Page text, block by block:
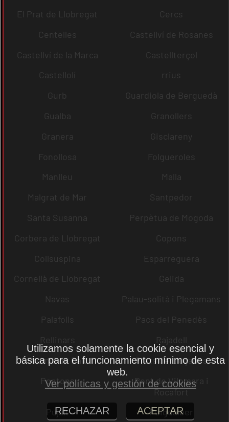
El Prat de Llobregat
Cercs
Centelles
Castellví de Rosanes
Castellví de la Marca
Castellterçol
Castellolí
rrius
Gurb
Guardiola de Berguedà
Gualba
Granollers
Granera
Gisclareny
Fonollosa
Folgueroles
Manlleu
Malla
Malgrat de Mar
Santpedor
Santa Susanna
Perpètua de Mogoda
Corbera de Llobregat
Copons
Collsuspina
Esparreguera
Cornellà de Llobregat
Gelida
Navas
Palau-solità i Plegamans
Palafolls
Pacs del Penedès
Rellinars
Rajadell
Premià de Dalt
Prats de Lluçanès
Pontons
Pont de Vilomara i
Rocafort
Pujalt
Puigdàlber
Utilizamos solamente la cookie esencial y
básica para el funcionamiento mínimo de esta
web.
Ver políticas y gestión de cookies
RECHAZAR ACEPTAR